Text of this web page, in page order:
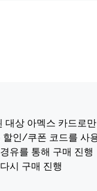
상 아멕스 카드로
인/쿠폰 코드를 사
유를 통해 구매 진행
시 구매 진행